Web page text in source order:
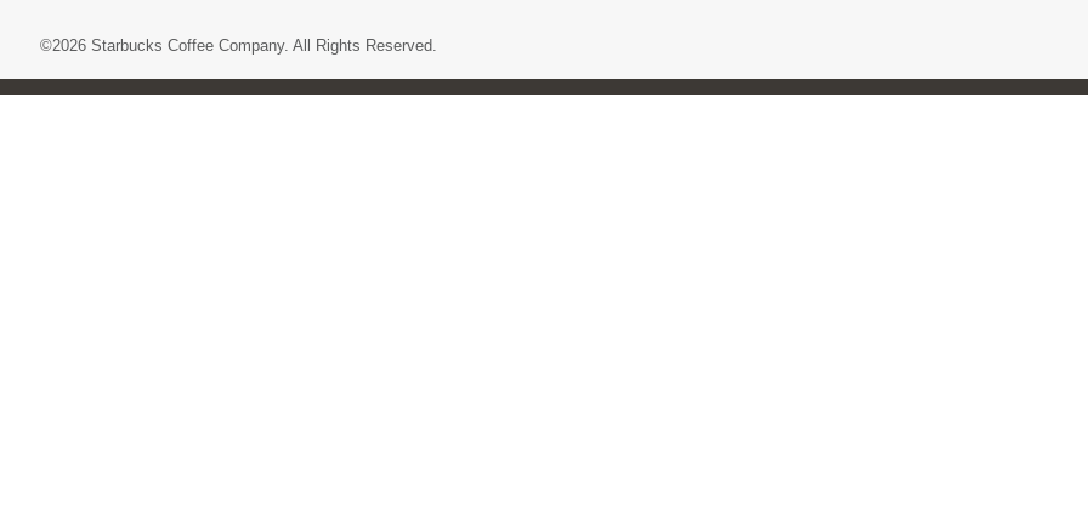
©2026 Starbucks Coffee Company. All Rights Reserved.